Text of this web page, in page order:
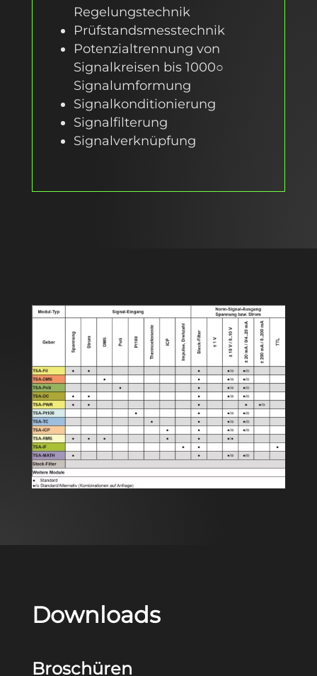
Regelungstechnik
Prüfstandsmesstechnik
Potenzialtrennung von
Signalkreisen bis 1000○
Signalumformung
Signalkonditionierung
Signalfilterung
Signalverknüpfung
Downloads
Broschüren